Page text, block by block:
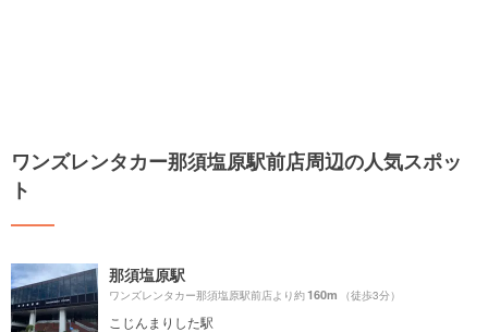
ワンズレンタカー那須塩原駅前店周辺の人気スポッ
ト
那須塩原駅
ワンズレンタカー那須塩原駅前店より約160m （徒歩3分）
こじんまりした駅